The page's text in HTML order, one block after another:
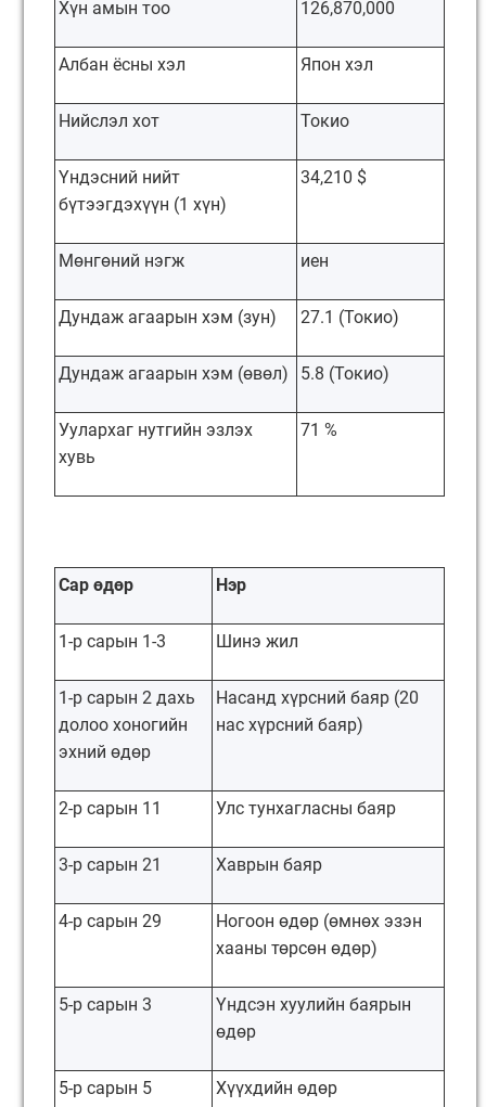
Хүн амын тоо 126,870,000
Албан ёсны хэл Япон хэл
Нийслэл хот Токио
Үндэсний нийт
бүтээгдэхүүн (1 хүн)
34,210 $
Мөнгөний нэгж иен
Дундаж агаарын хэм (зун) 27.1 (Токио)
Дундаж агаарын хэм (өвөл) 5.8 (Токио)
Уулархаг нутгийн эзлэх
хувь
71 %
Сар өдөр Нэр
1-р сарын 1-3 Шинэ жил
1-р сарын 2 дахь
долоо хоногийн
эхний өдөр
Насанд хүрсний баяр (20
нас хүрсний баяр)
2-р сарын 11 Улс тунхагласны баяр
3-р сарын 21 Хаврын баяр
4-р сарын 29
Ногоон өдөр (өмнөх эзэн
хааны төрсөн өдөр)
5-р сарын 3
Үндсэн хуулийн баярын
өдөр
5-р сарын 5 Хүүхдийн өдөр